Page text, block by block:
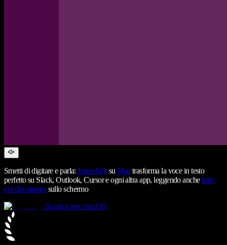
Smetti di digitare e parla: SpeechifysuMactrasforma la voce in testo
perfetto su Slack, Outlook, Cursor e ogni altra app, leggendo anchetutto
ciò che apparesullo schermo
Scarica per macOS